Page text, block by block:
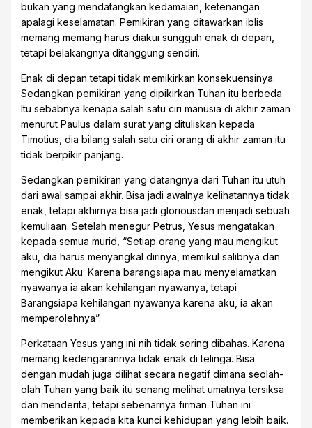
bukan yang mendatangkan kedamaian, ketenangan
apalagi keselamatan. Pemikiran yang ditawarkan iblis
memang memang harus diakui sungguh enak di depan,
tetapi belakangnya ditanggung sendiri.
Enak di depan tetapi tidak memikirkan konsekuensinya.
Sedangkan pemikiran yang dipikirkan Tuhan itu berbeda.
Itu sebabnya kenapa salah satu ciri manusia di akhir zaman
menurut Paulus dalam surat yang dituliskan kepada
Timotius, dia bilang salah satu ciri orang di akhir zaman itu
tidak berpikir panjang.
Sedangkan pemikiran yang datangnya dari Tuhan itu utuh
dari awal sampai akhir. Bisa jadi awalnya kelihatannya tidak
enak, tetapi akhirnya bisa jadi gloriousdan menjadi sebuah
kemuliaan. Setelah menegur Petrus, Yesus mengatakan
kepada semua murid, “Setiap orang yang mau mengikut
aku, dia harus menyangkal dirinya, memikul salibnya dan
mengikut Aku. Karena barangsiapa mau menyelamatkan
nyawanya ia akan kehilangan nyawanya, tetapi
Barangsiapa kehilangan nyawanya karena aku, ia akan
memperolehnya”.
Perkataan Yesus yang ini nih tidak sering dibahas. Karena
memang kedengarannya tidak enak di telinga. Bisa
dengan mudah juga dilihat secara negatif dimana seolah-
olah Tuhan yang baik itu senang melihat umatnya tersiksa
dan menderita, tetapi sebenarnya firman Tuhan ini
memberikan kepada kita kunci kehidupan yang lebih baik.